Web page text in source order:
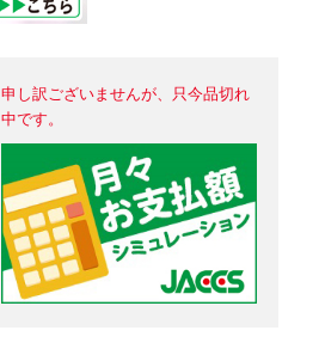
申し訳ございませんが、只今品切れ
中です。